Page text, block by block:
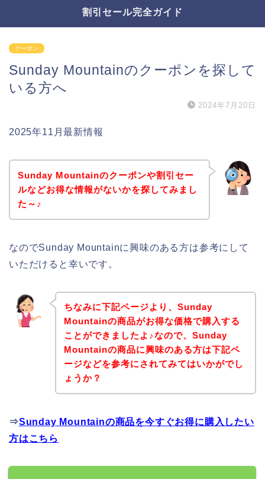
割引セール完全ガイド
クーポン
Sunday Mountainのクーポンを探して
いる方へ
2024年7月20日
2025年11月最新情報
Sunday Mountainのクーポンや割引セー
ルなどお得な情報がないかを探してみまし
た～♪
なのでSunday Mountainに興味のある方は参考にして
いただけると幸いです。
ちなみに下記ページより、Sunday
Mountainの商品がお得な価格で購入する
ことができましたよ♪なので、Sunday
Mountainの商品に興味のある方は下記ペ
ージなどを参考にされてみてはいかがでし
ょうか？
⇒Sunday Mountainの商品を今すぐお得に購入したい
方はこちら